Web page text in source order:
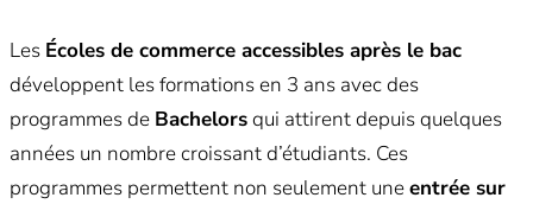
Les Écoles de commerce accessibles après le bac
développent les formations en 3 ans avec des
programmes de Bachelorsqui attirent depuis quelques
années un nombre croissant d’étudiants. Ces
programmes permettent non seulement uneentrée sur